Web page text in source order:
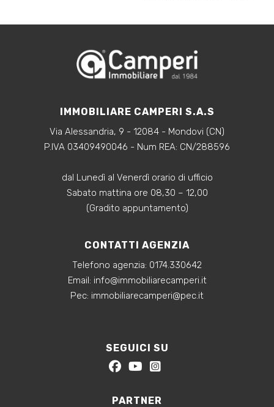
IMMOBILIARE CAMPERI S.A.S
Via Alessandria, 9 - 12084 - Mondovi (CN)
P.IVA 03409490046 - Num REA: CN/288596
dal Lunedì al Venerdì orario di ufficio
Sabato mattina ore 08,30 – 12,00
(Gradito appuntamento)
CONTATTI AGENZIA
Telefono agenzia: 0174.330642
‍Email: info@immobiliarecamperi.it
‍Pec: immobiliarecamperi@pec.it
SEGUICI SU
PARTNER